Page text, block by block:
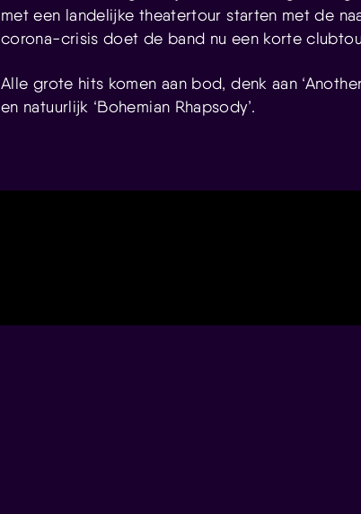
met een landelijke theatertour starten met de
corona-crisis doet de band nu een korte
Alle grote hits komen aan bod, denk aan
en natuurlijk ‘Bohemian Rhapsody’.